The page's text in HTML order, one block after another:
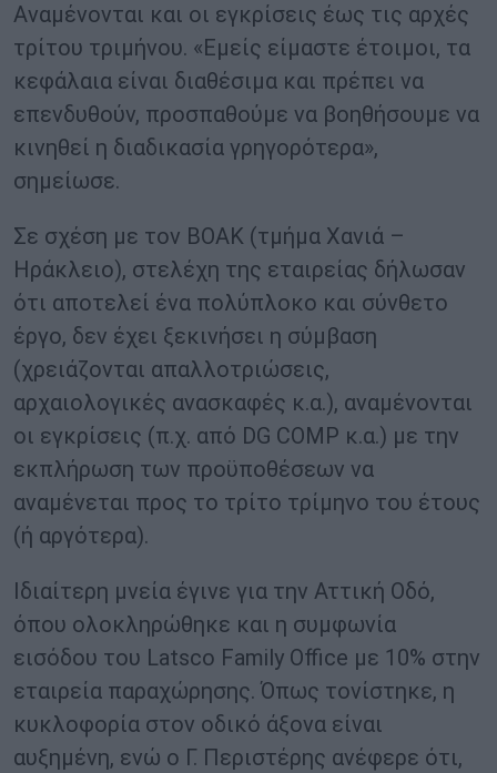
Αναμένονται και οι εγκρίσεις έως τις αρχές
τρίτου τριμήνου. «Εμείς είμαστε έτοιμοι, τα
κεφάλαια είναι διαθέσιμα και πρέπει να
επενδυθούν, προσπαθούμε να βοηθήσουμε να
κινηθεί η διαδικασία γρηγορότερα»,
σημείωσε.
Σε σχέση με τον ΒΟΑΚ (τμήμα Χανιά –
Ηράκλειο), στελέχη της εταιρείας δήλωσαν
ότι αποτελεί ένα πολύπλοκο και σύνθετο
έργο, δεν έχει ξεκινήσει η σύμβαση
(χρειάζονται απαλλοτριώσεις,
αρχαιολογικές ανασκαφές κ.α.), αναμένονται
οι εγκρίσεις (π.χ. από DG COMP κ.α.) με την
εκπλήρωση των προϋποθέσεων να
αναμένεται προς το τρίτο τρίμηνο του έτους
(ή αργότερα).
Ιδιαίτερη μνεία έγινε για την Αττική Οδό,
όπου ολοκληρώθηκε και η συμφωνία
εισόδου του Latsco Family Office με 10% στην
εταιρεία παραχώρησης. Όπως τονίστηκε, η
κυκλοφορία στον οδικό άξονα είναι
αυξημένη, ενώ ο Γ. Περιστέρης ανέφερε ότι,